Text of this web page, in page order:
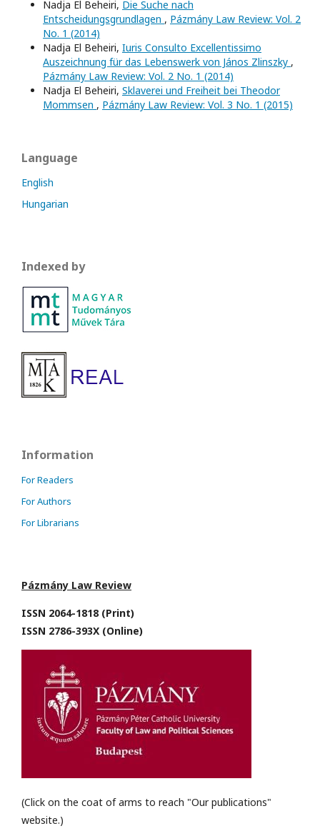
Nadja El Beheiri, Die Suche nach
Entscheidungsgrundlagen , Pázmány Law Review: Vol. 2
No. 1 (2014)
Nadja El Beheiri, Iuris Consulto Excellentissimo
Auszeichnung für das Lebenswerk von János Zlinszky ,
Pázmány Law Review: Vol. 2 No. 1 (2014)
Nadja El Beheiri, Sklaverei und Freiheit bei Theodor
Mommsen , Pázmány Law Review: Vol. 3 No. 1 (2015)
Language
English
Hungarian
Indexed by
Information
For Readers
For Authors
For Librarians
Pázmány Law Review
ISSN 2064-1818 (Print)
ISSN 2786-393X (Online)
(Click on the coat of arms to reach "Our publications"
website.)